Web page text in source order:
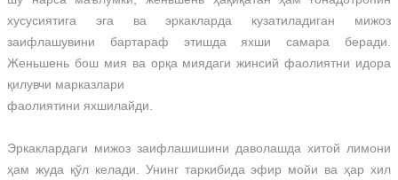
хусусиятига эга ва эркакларда кузатиладиган мижоз
заифлашувини бартараф этишда яхши самара беради.
Женьшень бош мия ва орқа миядаги жинсий фаолиятни идора
қилувчи марказлари
фаолиятини яхшилайди.
Эркаклардаги мижоз заифлашишини даволашда хитой лимони
ҳам жуда қўл келади. Унинг таркибида эфир мойи ва ҳар хил